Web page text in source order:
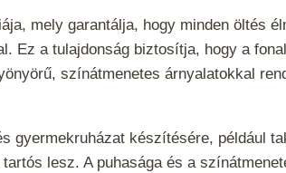
mely garantálja, hogy minden öltés
Ez a tulajdonság biztosítja, hogy a
színátmenetes árnyalatokkal
gyermekruházat készítésére, például
lesz. A puhasága és a